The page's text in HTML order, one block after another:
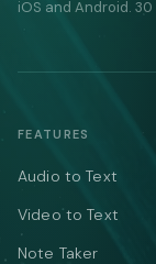
iOS and Android.
FEATURES
Audio to Text
Video to Text
Note Taker